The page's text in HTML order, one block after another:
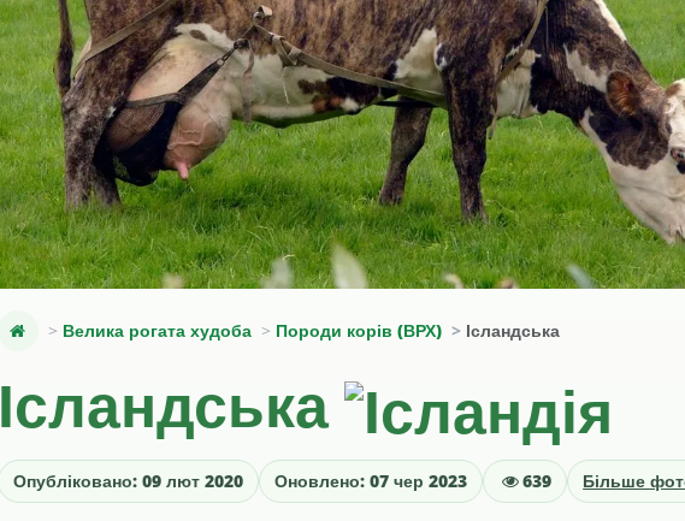
Велика рогата худоба Породи корів (ВРХ) Ісландська
Ісландська
Опубліковано: 09 лют 2020 Оновлено: 07 чер 2023 639 Більше